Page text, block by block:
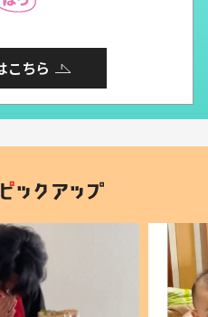
こちら